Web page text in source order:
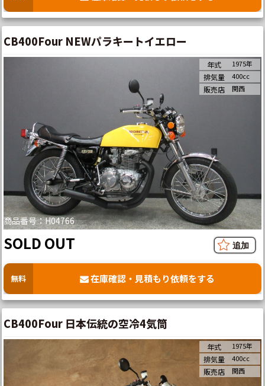
CB400Four NEWパラキートイエロー
商品番号：H04766
年式 1975年
排気量 400cc
販売店 関西
SOLD OUT
無料 在庫確認・見積もり依頼をする
CB400Four 日本伝統の空冷4気筒
年式 1975年
排気量 400cc
販売店 関西